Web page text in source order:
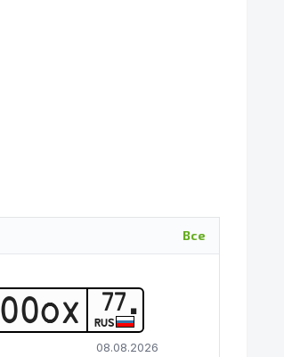
Все
00ОХ 77
RUS
08.08.2026